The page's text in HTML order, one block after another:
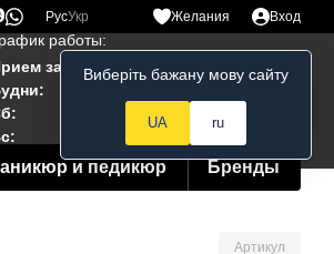
РусУкр Желания Вход
работы:
заказов 24/7
10:00–19:00
12:00–18:00
Мой заказ
и педикюр Бренды
Артикул
Виберіть бажану мову сайту
UA ru